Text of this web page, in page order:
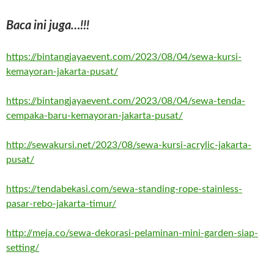
Baca ini juga…!!!
https://bintangjayaevent.com/2023/08/04/sewa-kursi-
kemayoran-jakarta-pusat/
https://bintangjayaevent.com/2023/08/04/sewa-tenda-
cempaka-baru-kemayoran-jakarta-pusat/
http://sewakursi.net/2023/08/sewa-kursi-acrylic-jakarta-
pusat/
https://tendabekasi.com/sewa-standing-rope-stainless-
pasar-rebo-jakarta-timur/
http://meja.co/sewa-dekorasi-pelaminan-mini-garden-siap-
setting/